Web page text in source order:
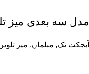
مدل سه بعدی میز
آبجکت تک, مبلمان, میز